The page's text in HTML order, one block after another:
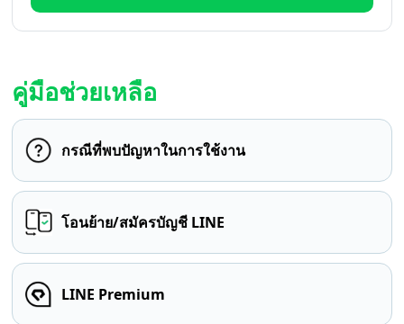
คู่มือช่วยเหลือ
กรณีที่พบปัญหาในการใช้งาน
โอนย้าย/สมัครบัญชี LINE
LINE Premium